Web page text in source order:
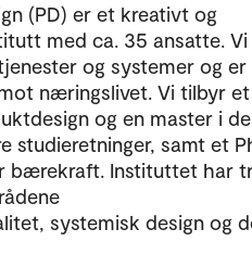
(PD) er et kreativt og
med ca. 35 ansatte. Vi
og systemer og er
næringslivet. Vi tilbyr et
og en master i
studieretninger, samt et
bærekraft. Instituttet har
systemisk design og